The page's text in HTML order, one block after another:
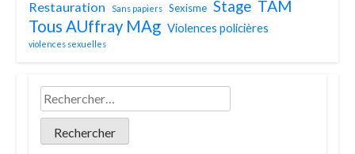
Restauration Sans papiers Sexisme Stage TAM
Tous AUffray MAg Violences policières
violences sexuelles